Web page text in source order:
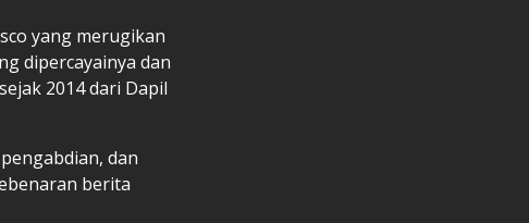
yang merugikan
dipercayainya dan
2014 dari Dapil
dan
berita